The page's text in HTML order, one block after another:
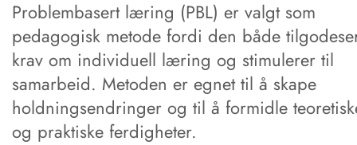
Problembasert læring (PBL) er valgt som
pedagogisk metode fordi den både
krav om individuell læring og stimulerer til
samarbeid. Metoden er egnet til å skape
holdningsendringer og til å formidle
og praktiske ferdigheter.